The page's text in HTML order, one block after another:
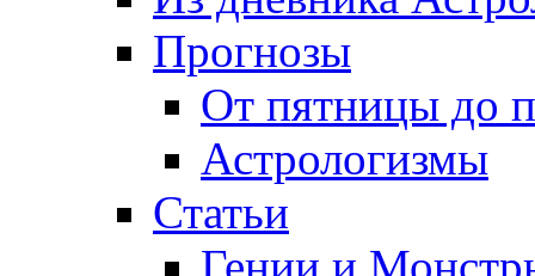
Прогнозы
От пятницы до
Астрологизмы
Статьи